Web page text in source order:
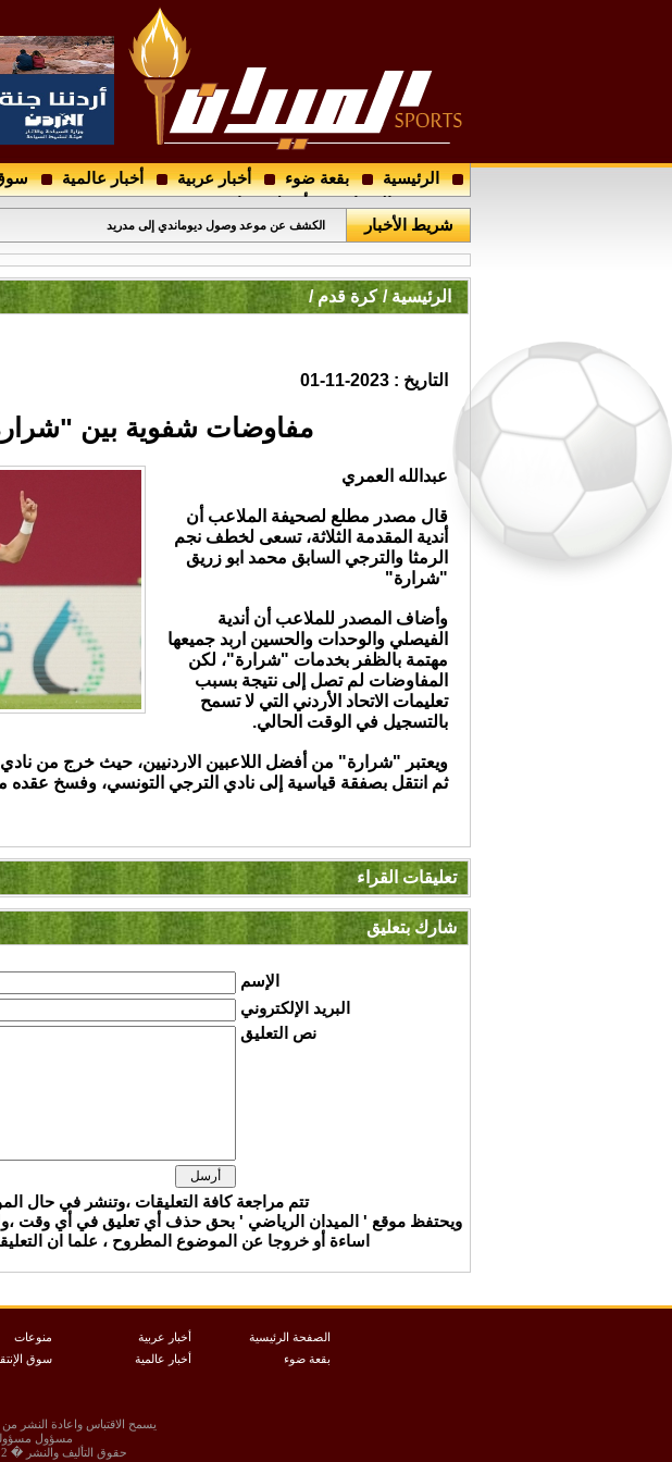
الرئيسية بقعة ضوء أخبار عربية أخبار عالمية سوق
مجتمع الميدان
أرسل خبرا
شريط الأخبار
مصدر وحداتي يكشف لـ " الميدان " تفاصيل إجتماع رجال الأعمال ..
الكشف عن موعد وصول ديوماندي إلى مدريد
الرئيسية / كرة قدم /
التاريخ : 2023-11-01
مفاوضات شفوية بين
عبدالله العمري
قال مصدر مطلع لصحيفة الملاعب أن
أندية المقدمة الثلاثة، تسعى لخطف نجم
الرمثا والترجي السابق محمد ابو زريق
"شرارة"
وأضاف المصدر للملاعب أن أندية
الفيصلي والوحدات والحسين اربد جميعها
مهتمة بالظفر بخدمات "شرارة"، لكن
المفاوضات لم تصل إلى نتيجة بسبب
تعليمات الاتحاد الأردني التي لا تسمح
بالتسجيل في الوقت الحالي.
ويعتبر "شرارة" من أفضل اللاعبين الاردنيين، حيث خرج من
ثم انتقل بصفقة قياسية إلى نادي الترجي التونسي، وفسخ عقده
تعليقات القراء
شارك بتعليق
الإسم
البريد الإلكتروني
نص التعليق
تتم مراجعة كافة التعليقات ،وتنشر في حال
ويحتفظ موقع ' الميدان الرياضي ' بحق حذف أي تعليق في أي وقت
اساءة أو خروجا عن الموضوع المطروح ، علما ان
الصفحة الرئيسية
بقعة ضوء
أخبار عربية
أخبار عالمية
منوعات
سوق
يسمح الاقتباس واعادة النشر
مسؤول
حقوق التأليف والنشر � 2012 ‏ almeedansport.com .جميع الحقوق محفوظة.